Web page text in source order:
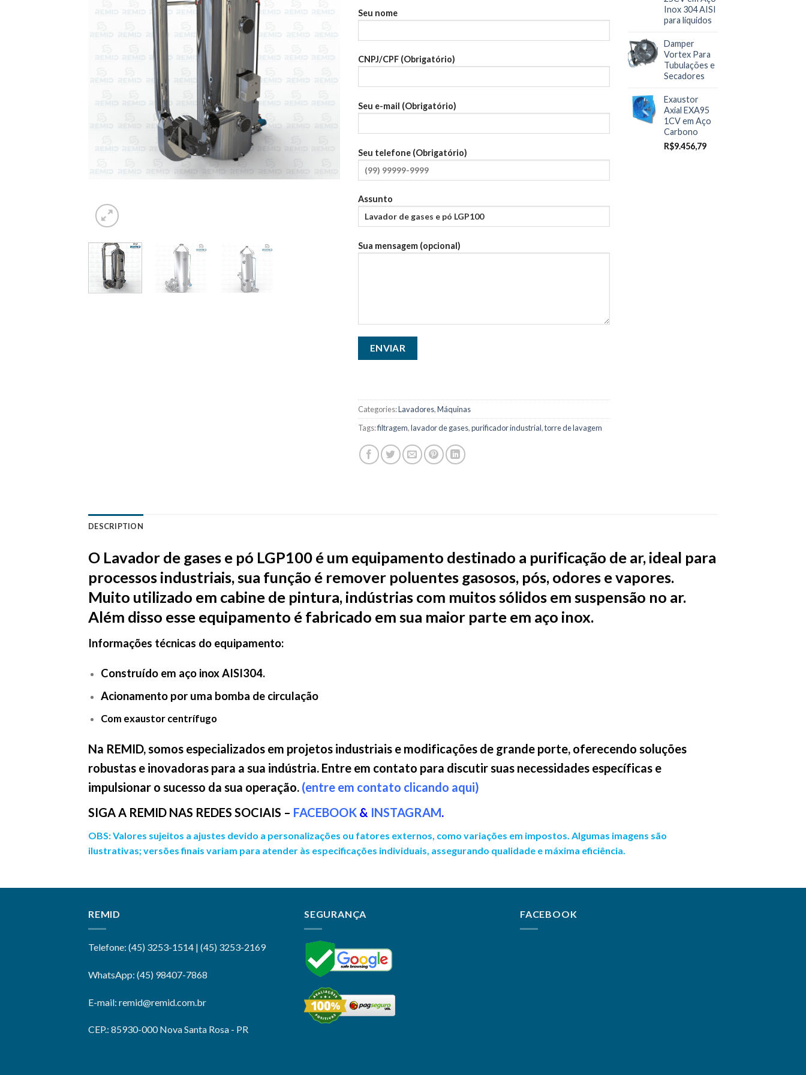
Seu nome
CNPJ/CPF (Obrigatório)
Seu e-mail (Obrigatório)
Seu telefone (Obrigatório)
Assunto
Sua mensagem (opcional)
Categories:Lavadores,Máquinas
Tags:filtragem,lavador de gases,purificador industrial,torre de lavagem
Inox 304 AISI
para líquidos
Damper
Vortex Para
Tubulações e
Secadores
Exaustor
Axial EXA95
1CV em Aço
Carbono
R$9.456,79
DESCRIPTION
O Lavador de gases e pó LGP100 é um equipamento destinado a purificação de ar, ideal para
processos industriais, sua função é remover poluentes gasosos, pós, odores e vapores.
Muito utilizado em cabine de pintura, indústrias com muitos sólidos em suspensão no ar.
Além disso esse equipamento é fabricado em sua maior parte em aço inox.
Informações técnicas do equipamento:
Construído em aço inox AISI304.
Acionamento por uma bomba de circulação
Com exaustor centrífugo
Na REMID, somos especializados em projetos industriais e modificações de grande porte, oferecendo soluções
robustas e inovadoras para a sua indústria. Entre em contato para discutir suas necessidades específicas e
impulsionar o sucesso da sua operação. (entre em contato clicando aqui)
SIGA A REMID NAS REDES SOCIAIS – FACEBOOK & INSTAGRAM.
OBS: Valores sujeitos a ajustes devido a personalizações ou fatores externos, como variações em impostos. Algumas imagens são
ilustrativas; versões finais variam para atender às especificações individuais, assegurando qualidade e máxima eficiência.
REMID
Telefone: (45) 3253-1514 | (45) 3253-2169
WhatsApp: (45) 98407-7868
E-mail: remid@remid.com.br
CEP.: 85930-000 Nova Santa Rosa - PR
SEGURANÇA FACEBOOK